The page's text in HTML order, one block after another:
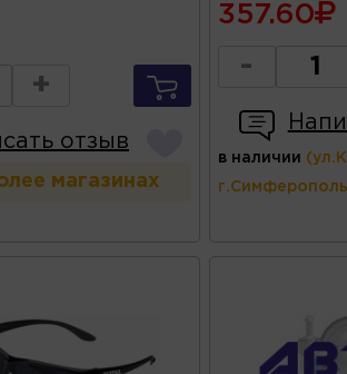
+
отзыв
магазинах
357.60
-
в наличии